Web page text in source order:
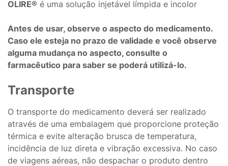
OLIRE® é uma solução injetável límpida e incolor
Antes de usar, observe o aspecto do medicamento.
Caso ele esteja no prazo de validade e você observe
alguma mudança no aspecto, consulte o
farmacêutico para saber se poderá utilizá-lo.
Transporte
O transporte do medicamento deverá ser realizado
através de uma embalagem que proporcione proteção
térmica e evite alteração brusca de temperatura,
incidência de luz direta e vibração excessiva. No caso
de viagens aéreas, não despachar o produto dentro